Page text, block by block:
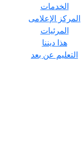
الخدمات
المركز الإعلامى
المرئيات
هذا ديننا
التعليم عن بعد